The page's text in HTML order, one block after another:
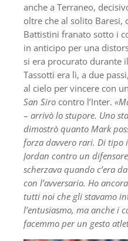
anche a Terraneo,
oltre che al solito Baresi,
Battistini franato sotto i
in anticipo per una
si era procurato durante
Tassotti era lì, a due
al cielo per vincere con
San Siro contro l’Inter.
– arrivò lo stupore. Uno
dimostrò quanto Mark
forza davvero rari. Di tipo
Jordan contro un
scherzava quando c’era
con l’avversario. Ho
tutti noi che gli stavamo
l’entusiasmo, ma anche i
facemmo per un gesto